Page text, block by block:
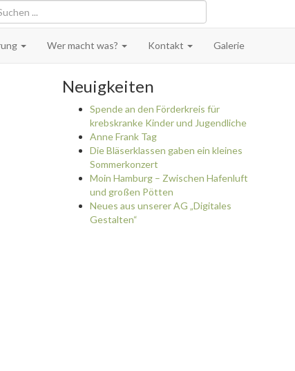
Wer macht was? Kontakt Galerie
Neuigkeiten
Spende an den Förderkreis für
krebskranke Kinder und Jugendliche
Anne Frank Tag
Die Bläserklassen gaben ein kleines
Sommerkonzert
Moin Hamburg – Zwischen Hafenluft
und großen Pötten
Neues aus unserer AG „Digitales
Gestalten“